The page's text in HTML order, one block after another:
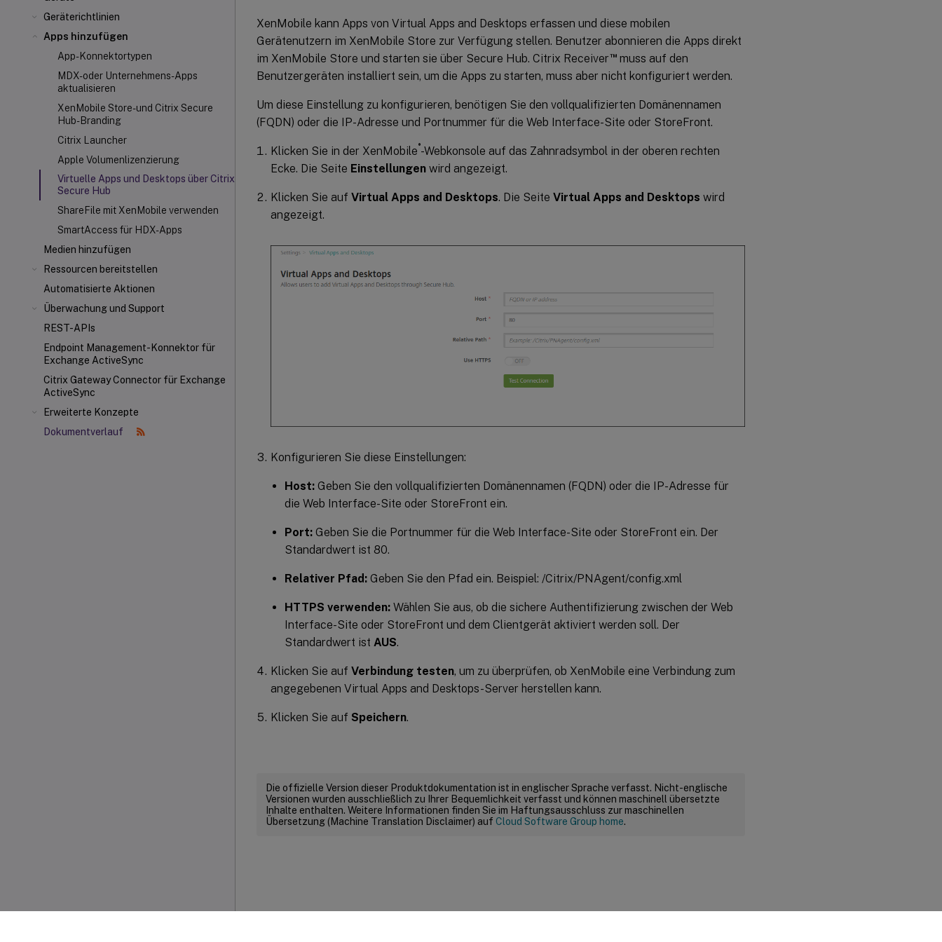
Geräterichtlinien
Apps hinzufügen
App-Konnektortypen
MDX- oder Unternehmens-Apps
aktualisieren
XenMobile Store- und Citrix Secure
Hub-Branding
Citrix Launcher
Apple Volumenlizenzierung
Virtuelle Apps und Desktops über Citrix
Secure Hub
ShareFile mit XenMobile verwenden
SmartAccess für HDX-Apps
Medien hinzufügen
Ressourcen bereitstellen
Automatisierte Aktionen
Überwachung und Support
REST-APIs
Endpoint Management-Konnektor für
Exchange ActiveSync
Citrix Gateway Connector für Exchange
ActiveSync
Erweiterte Konzepte
Dokumentverlauf
XenMobile kann Apps von Virtual Apps and Desktops erfassen und diese mobilen
Gerätenutzern im XenMobile Store zur Verfügung stellen. Benutzer abonnieren die Apps direkt
im XenMobile Store und starten sie über Secure Hub. Citrix Receiver™muss auf den
Benutzergeräten installiert sein, um die Apps zu starten, muss aber nicht konfiguriert werden.
Um diese Einstellung zu konfigurieren, benötigen Sie den vollqualifizierten Domänennamen
(FQDN) oder die IP-Adresse und Portnummer für die Web Interface-Site oder StoreFront.
Klicken Sie in der XenMobile ®-Webkonsole auf das Zahnradsymbol in der oberen rechten
Ecke. Die Seite Einstellungen wird angezeigt.
Klicken Sie auf Virtual Apps and Desktops. Die Seite Virtual Apps and Desktops wird
angezeigt.
Konfigurieren Sie diese Einstellungen:
Host: Geben Sie den vollqualifizierten Domänennamen (FQDN) oder die IP-Adresse für
die Web Interface-Site oder StoreFront ein.
Port: Geben Sie die Portnummer für die Web Interface-Site oder StoreFront ein. Der
Standardwert ist 80.
Relativer Pfad: Geben Sie den Pfad ein. Beispiel: /Citrix/PNAgent/config.xml
HTTPS verwenden: Wählen Sie aus, ob die sichere Authentifizierung zwischen der Web
Interface-Site oder StoreFront und dem Clientgerät aktiviert werden soll. Der
Standardwert ist AUS.
Klicken Sie auf Verbindung testen, um zu überprüfen, ob XenMobile eine Verbindung zum
angegebenen Virtual Apps and Desktops-Server herstellen kann.
Klicken Sie auf Speichern.
Die offizielle Version dieser Produktdokumentation ist in englischer Sprache verfasst. Nicht-englische
Versionen wurden ausschließlich zu Ihrer Bequemlichkeit verfasst und können maschinell übersetzte
Inhalte enthalten. Weitere Informationen finden Sie im Haftungsausschluss zur maschinellen
Übersetzung (Machine Translation Disclaimer) auf Cloud Software Group home.